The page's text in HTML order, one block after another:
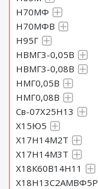
Н70МФ
Н70МФВ
Н95Г
НВМГ3-0,05В
НВМГ3-0,08В
НМГ0,05В
НМГ0,08В
Св-07Х25Н13
Х15Ю5
Х17Н14М2Т
Х17Н14М3Т
Х18К60В14Н11
Х18Н13С2АМВФ5Р